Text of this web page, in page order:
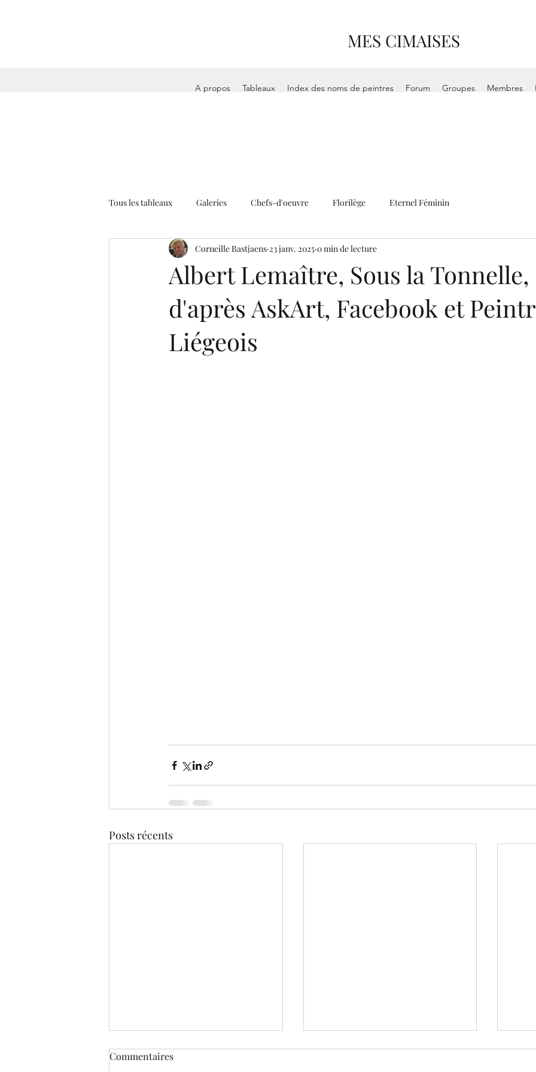
MES CIMAISES
A propos Tableaux Index des noms de peintres Forum Groupes Membres
Tous les tableaux Galeries Chefs-d'oeuvre Florilège Eternel Féminin
Albert Lemaître, Sous la Tonnelle,
d'après AskArt, Facebook et
Liégeois
Corneille Bastjaens 23 janv. 2025 0 min de lecture
Posts récents
Commentaires